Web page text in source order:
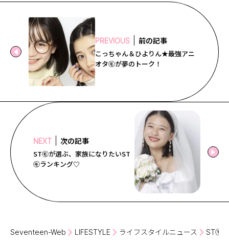
PREVIOUS 前の記事
こっちゃん＆ひよりん★最強アニ
オタ㋲が夢のトーク！
NEXT 次の記事
ST㋲が選ぶ、家族になりたいST
㋲ランキング♡
Seventeen-Web LIFESTYLE ライフスタイルニュース ST㋲